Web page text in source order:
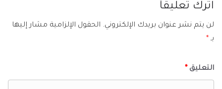
اترك تعليقاً
لن يتم نشر عنوان بريدك الإلكتروني. الحقول الإلزامية مشار إليها
بـ *
التعليق *